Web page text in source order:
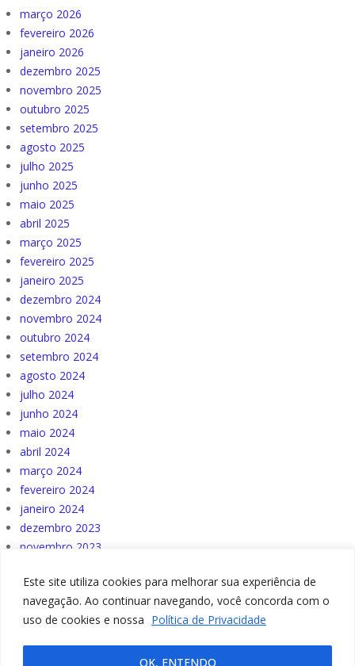
Este site utiliza cookies para melhorar sua experiência de
navegação. Ao continuar navegando, você concorda com o
uso de cookies e nossa Política de Privacidade
OK, ENTENDO
março 2026
fevereiro 2026
janeiro 2026
dezembro 2025
novembro 2025
outubro 2025
setembro 2025
agosto 2025
julho 2025
junho 2025
maio 2025
abril 2025
março 2025
fevereiro 2025
janeiro 2025
dezembro 2024
novembro 2024
outubro 2024
setembro 2024
agosto 2024
julho 2024
junho 2024
maio 2024
abril 2024
março 2024
fevereiro 2024
janeiro 2024
dezembro 2023
novembro 2023